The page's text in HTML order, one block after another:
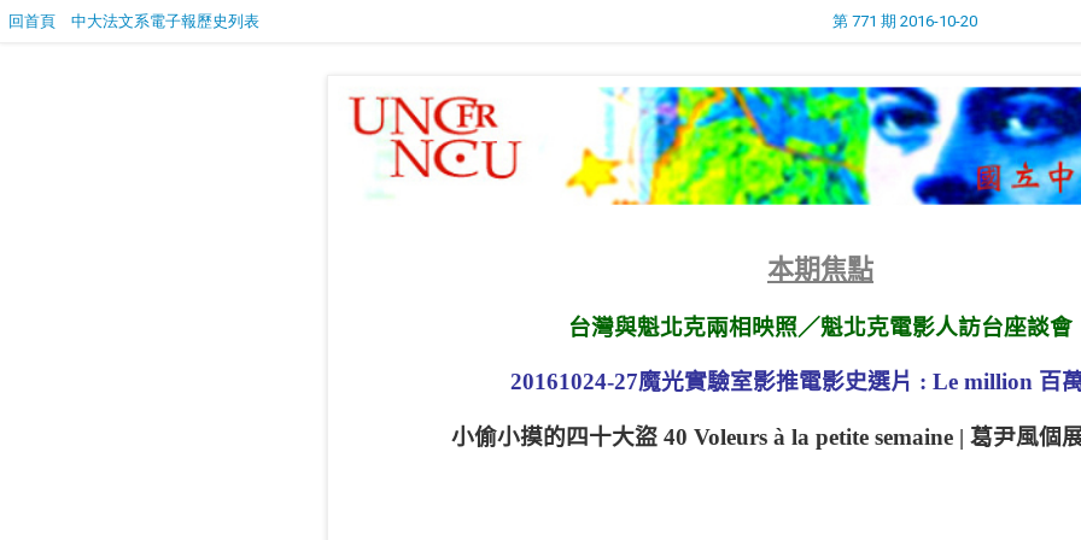
回首頁 中大法文系電子報歷史列表 第 771 期 2016-10-20